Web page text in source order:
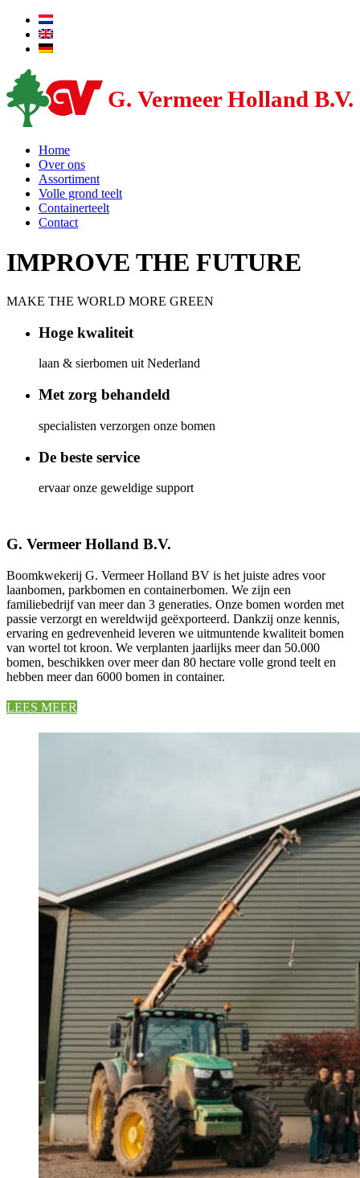
Home
Over ons
Assortiment
Volle grond teelt
Containerteelt
Contact
IMPROVE THE FUTURE
MAKE THE WORLD MORE GREEN
Hoge kwaliteit
laan & sierbomen uit Nederland
Met zorg behandeld
specialisten verzorgen onze bomen
De beste service
ervaar onze geweldige support
G. Vermeer Holland B.V.
Boomkwekerij G. Vermeer Holland BV is het juiste adres voor
laanbomen, parkbomen en containerbomen. We zijn een
familiebedrijf van meer dan 3 generaties. Onze bomen worden met
passie verzorgt en wereldwijd geëxporteerd. Dankzij onze kennis,
ervaring en gedrevenheid leveren we uitmuntende kwaliteit bomen
van wortel tot kroon. We verplanten jaarlijks meer dan 50.000
bomen, beschikken over meer dan 80 hectare volle grond teelt en
hebben meer dan 6000 bomen in container.
LEES MEER